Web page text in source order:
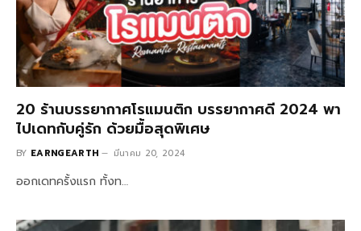
20 ร้านบรรยากาศโรแมนติก บรรยากาศดี 2024 พา
ไปเดทกับคู่รัก ด้วยมื้อสุดพิเศษ
BY EARNGEARTH มีนาคม 20, 2024
ออกเดทครั้งแรก ทั้งท…